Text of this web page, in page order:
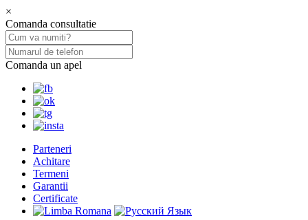
×
Comanda consultatie
Comanda un apel
Parteneri
Achitare
Termeni
Garantii
Certificate